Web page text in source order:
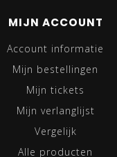
MIJN ACCOUNT
Account informatie
Mijn bestellingen
Mijn tickets
Mijn verlanglijst
Vergelijk
Alle producten